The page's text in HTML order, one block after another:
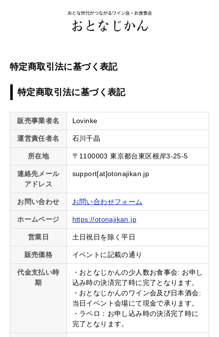
特定商取引法に基づく表記
特定商取引法に基づく表記
販売事業者名 Lovinke
運営責任者名 石川千晶
所在地 〒1100003 東京都台東区根岸3-25-5
連絡先メール
アドレス
support[at]otonajikan.jp
お問い合わせ お問い合わせフォーム
ホームページ https://otonajikan.jp
営業日 土日祝日を除く平日
販売価格 イベントに記載の通り
代金支払い時
期
・おとなじかんの少人数お食事会: お申し
込み時の決済完了時に完了となります。
・おとなじかんのワイン会及び日本酒会:
当日イベント会場にて現金で承ります。
・ラペロ：お申し込み時の決済完了時に
完了となります。